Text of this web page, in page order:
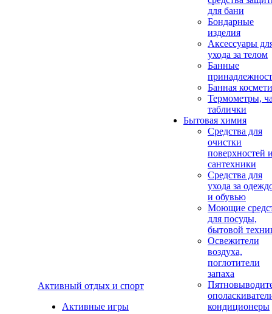
Активный отдых и спорт
Активные игры
для бани
Бондарные
изделия
Аксеcсуары
ухода за телом
Банные
Банная
Термометры,
таблички
Бытовая химия
Средства для
очистки
поверхностей
сантехники
Средства для
ухода за
и обувью
Моющие
для посуды,
бытовой
Освежители
воздуха,
поглотители
запаха
кондиционеры